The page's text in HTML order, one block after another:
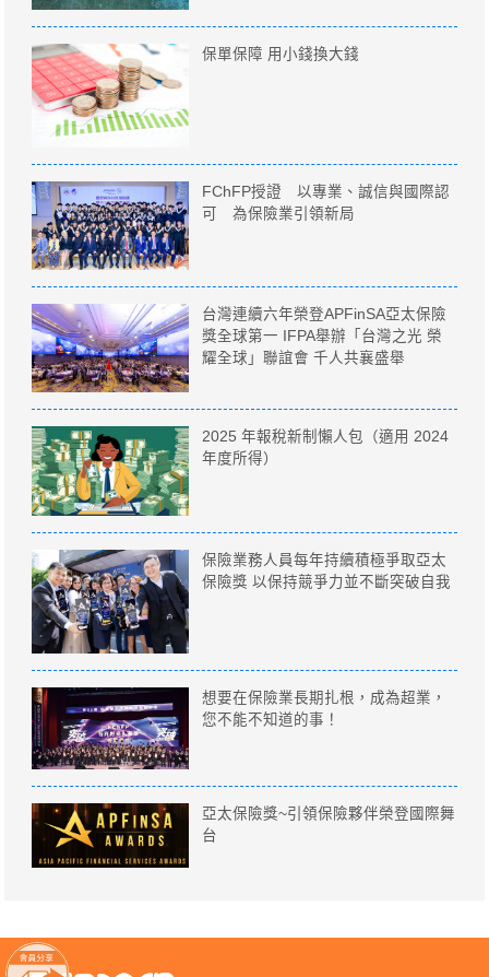
保單保障 用小錢換大錢
FChFP授證 以專業、誠信與國際認
可 為保險業引領新局
台灣連續六年榮登APFinSA亞太保險
獎全球第一 IFPA舉辦「台灣之光 榮
耀全球」聯誼會 千人共襄盛舉
2025 年報稅新制懶人包（適用 2024
年度所得）
保險業務人員每年持續積極爭取亞太
保險獎 以保持競爭力並不斷突破自我
想要在保險業長期扎根，成為超業，
您不能不知道的事！
亞太保險獎~引領保險夥伴榮登國際舞
台